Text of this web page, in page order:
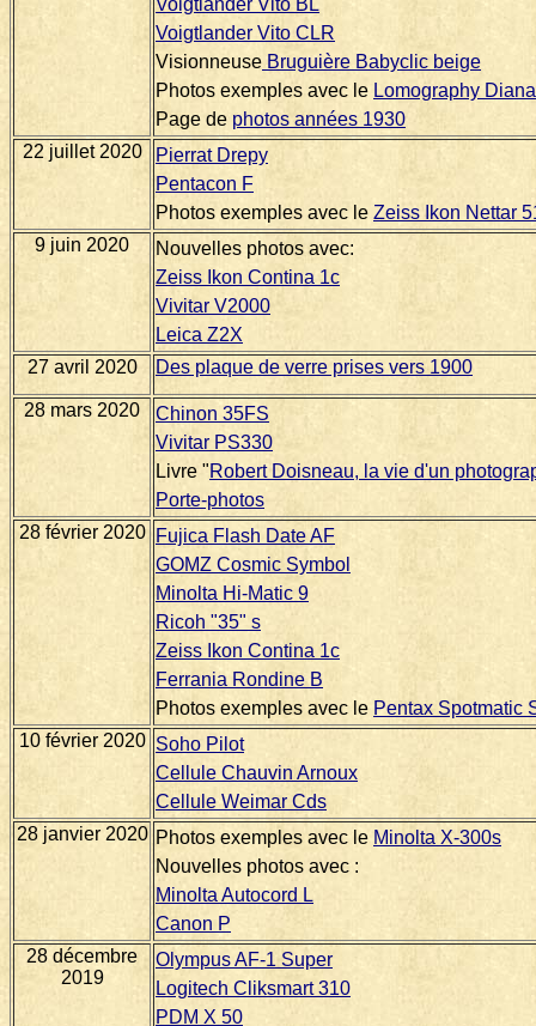
Voigtlander Vito BL
Voigtlander Vito CLR
Visionneuse Bruguière Babyclic beige
Photos exemples avec le Lomography
Page de photos années 1930
22 juillet 2020
Pierrat Drepy
Pentacon F
Photos exemples avec le Zeiss Ikon Nettar
9 juin 2020
Nouvelles photos avec:
Zeiss Ikon Contina 1c
Vivitar V2000
Leica Z2X
27 avril 2020
Des plaque de verre prises vers 1900
28 mars 2020
Chinon 35FS
Vivitar PS330
Livre "Robert Doisneau, la vie d'un
Porte-photos
28 février 2020
Fujica Flash Date AF
GOMZ Cosmic Symbol
Minolta Hi-Matic 9
Ricoh "35" s
Zeiss Ikon Contina 1c
Ferrania Rondine B
Photos exemples avec le Pentax Spotmatic
10 février 2020 Soho Pilot
Cellule Chauvin Arnoux
Cellule Weimar Cds
28 janvier 2020 Photos exemples avec le Minolta X-300s
Nouvelles photos avec :
Minolta Autocord L
Canon P
28 décembre
2019
Olympus AF-1 Super
Logitech Cliksmart 310
PDM X 50